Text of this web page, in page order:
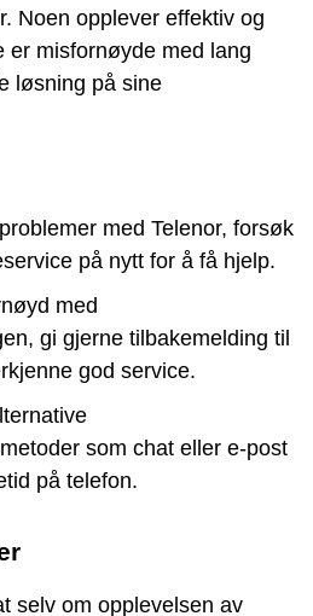
Noen opplever effektiv og
er misfornøyde med lang
løsning på sine
med Telenor, forsøk
på nytt for å få hjelp.
med
gi gjerne tilbakemelding til
god service.
som chat eller e-post
på telefon.
selv om opplevelsen av